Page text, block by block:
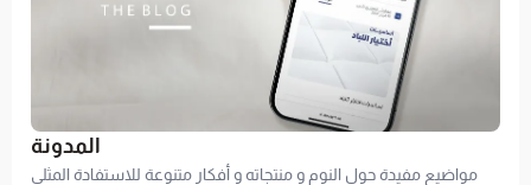
المدونة
مواضيع مفيدة حول النوم و منتجاته و أفكار متنوعة للاستفادة المثلى